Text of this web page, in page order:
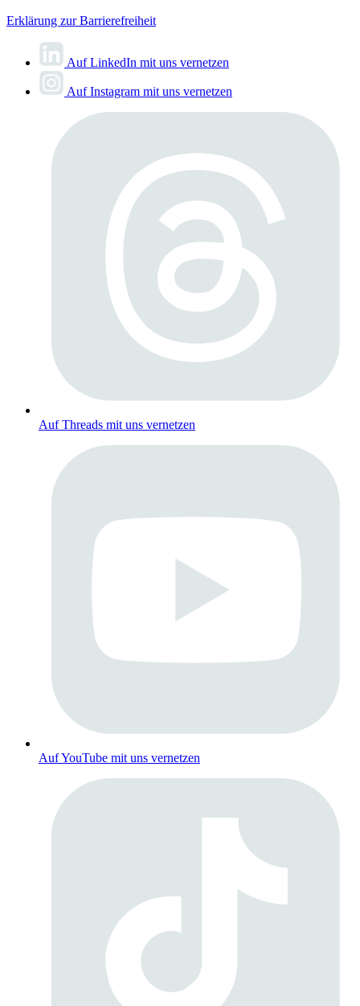
Erklärung zur Barrierefreiheit
Auf LinkedIn mit uns vernetzen
Auf Instagram mit uns vernetzen
Auf Threads mit uns vernetzen
Auf YouTube mit uns vernetzen